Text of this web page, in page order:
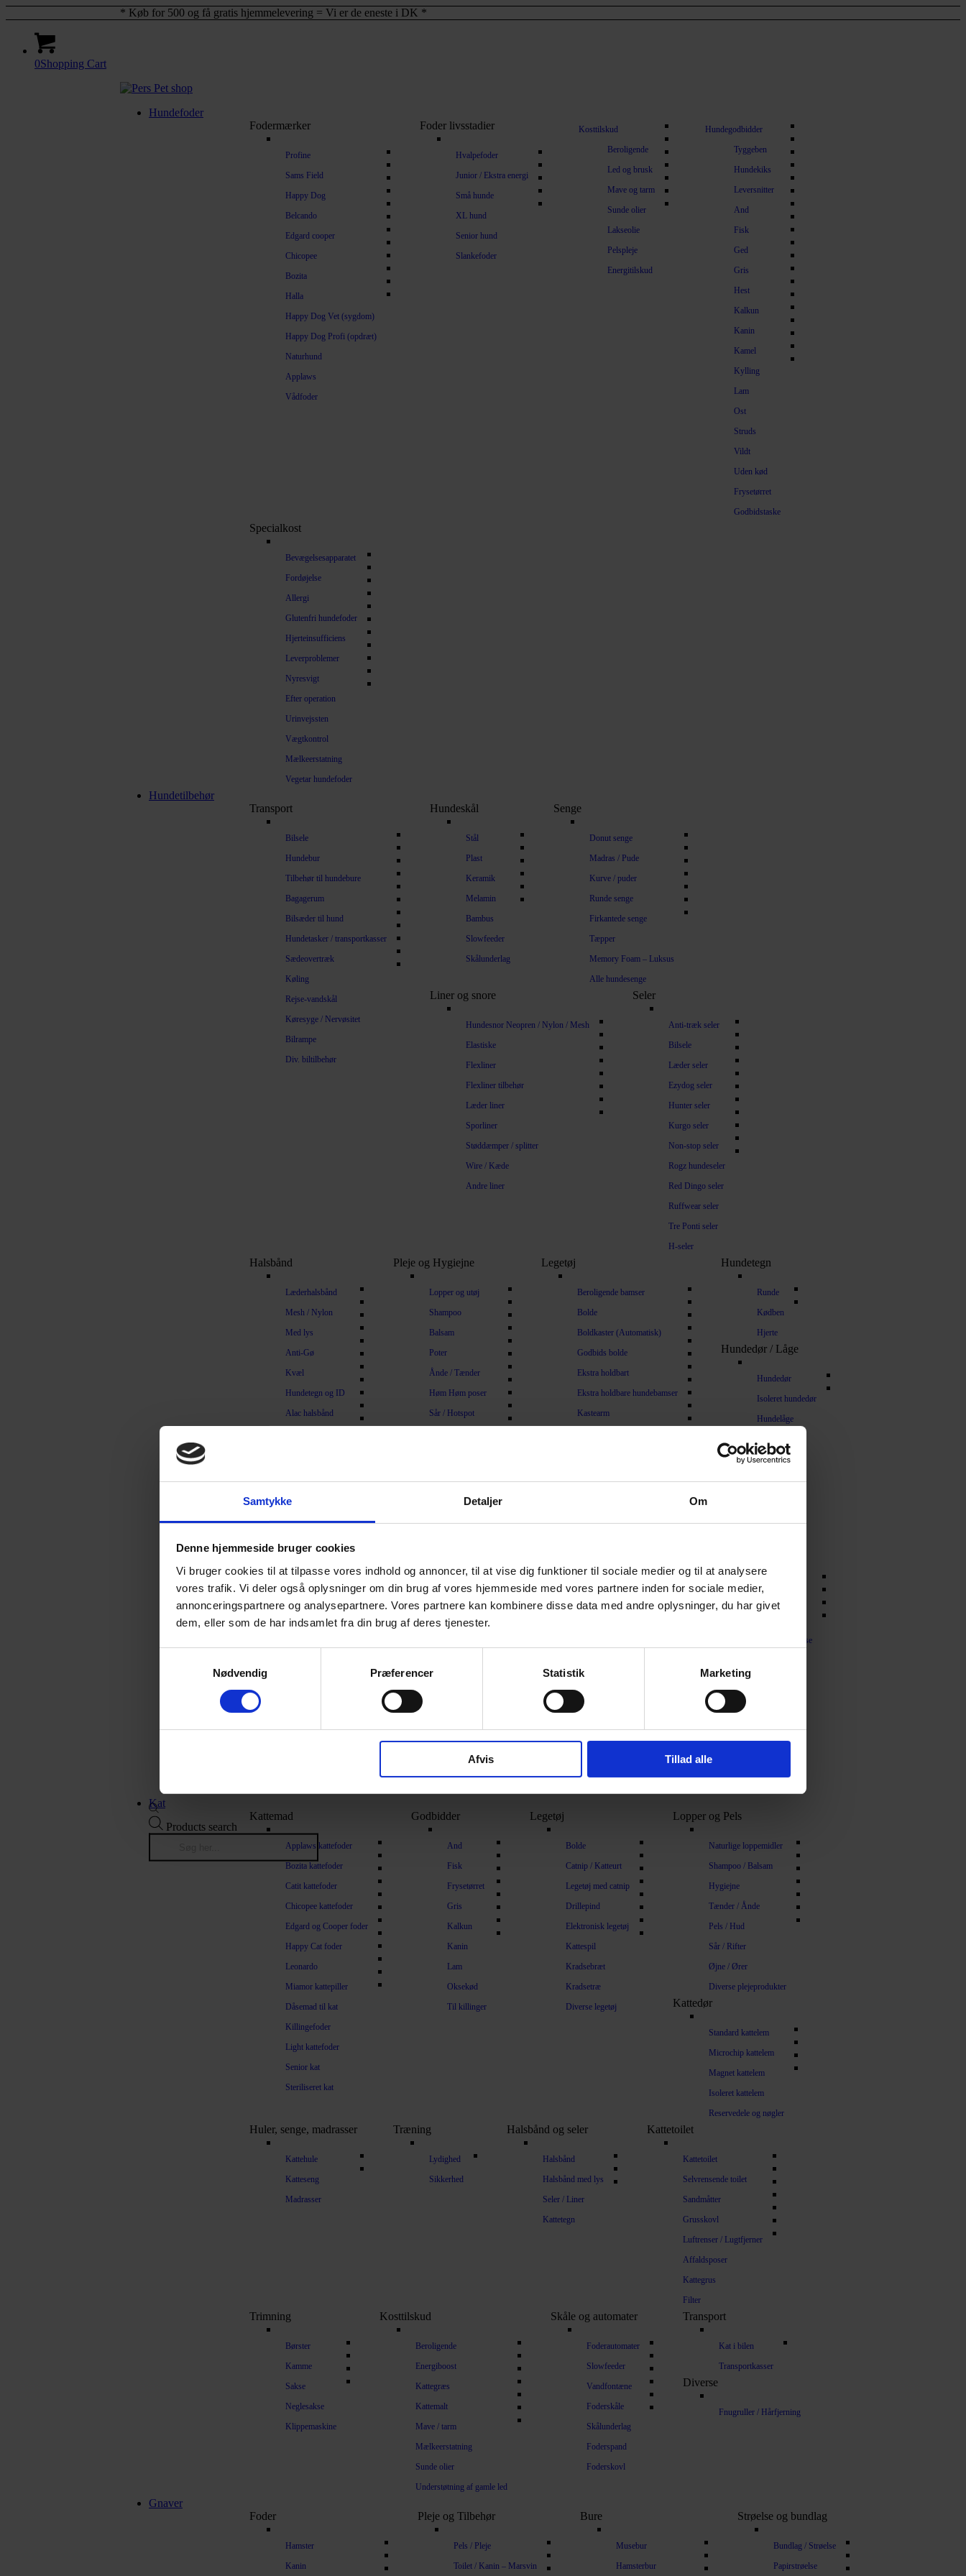
Samtykke Detaljer Om
Denne hjemmeside bruger cookies
Vi bruger cookies til at tilpasse vores indhold og annoncer, til at vise dig funktioner til sociale medier og til at analysere
vores trafik. Vi deler også oplysninger om din brug af vores hjemmeside med vores partnere inden for sociale medier,
annonceringspartnere og analysepartnere. Vores partnere kan kombinere disse data med andre oplysninger, du har givet
dem, eller som de har indsamlet fra din brug af deres tjenester.
Nødvendig
Præferencer Statistik Marketing
Afvis Tillad alle
* Køb for 500 og få gratis hjemmelevering = Vi er de eneste i DK *
0Shopping Cart
Hundefoder
Fodermærker
Profine
Sams Field
Happy Dog
Belcando
Edgard cooper
Chicopee
Bozita
Halla
Happy Dog Vet (sygdom)
Happy Dog Profi (opdræt)
Naturhund
Applaws
Vådfoder
Foder livsstadier
Hvalpefoder
Junior / Ekstra energi
Små hunde
XL hund
Senior hund
Slankefoder
Kosttilskud
Beroligende
Led og brusk
Mave og tarm
Sunde olier
Lakseolie
Pelspleje
Energitilskud
Hundegodbidder
Tyggeben
Hundekiks
Leversnitter
And
Fisk
Ged
Gris
Hest
Kalkun
Kanin
Kamel
Kylling
Lam
Ost
Struds
Vildt
Uden kød
Frysetørret
Godbidstaske
Specialkost
Bevægelsesapparatet
Fordøjelse
Allergi
Glutenfri hundefoder
Hjerteinsufficiens
Leverproblemer
Nyresvigt
Efter operation
Urinvejssten
Vægtkontrol
Mælkeerstatning
Vegetar hundefoder
Hundetilbehør
Transport
Bilsele
Hundebur
Tilbehør til hundebure
Bagagerum
Bilsæder til hund
Hundetasker / transportkasser
Sædeovertræk
Køling
Rejse-vandskål
Køresyge / Nervøsitet
Bilrampe
Div. biltilbehør
Hundeskål
Stål
Plast
Keramik
Melamin
Bambus
Slowfeeder
Skålunderlag
Senge
Donut senge
Madras / Pude
Kurve / puder
Runde senge
Firkantede senge
Tæpper
Memory Foam – Luksus
Alle hundesenge
Liner og snore
Hundesnor Neopren / Nylon / Mesh
Elastiske
Flexliner
Flexliner tilbehør
Læder liner
Sporliner
Støddæmper / splitter
Wire / Kæde
Andre liner
Seler
Anti-træk seler
Bilsele
Læder seler
Ezydog seler
Hunter seler
Kurgo seler
Non-stop seler
Rogz hundeseler
Red Dingo seler
Ruffwear seler
Tre Ponti seler
H-seler
Halsbånd
Læderhalsbånd
Mesh / Nylon
Med lys
Anti-Gø
Kvæl
Hundetegn og ID
Alac halsbånd
Pleje og Hygiejne
Lopper og utøj
Shampoo
Balsam
Poter
Ånde / Tænder
Høm Høm poser
Sår / Hotspot
Legetøj
Beroligende bamser
Bolde
Boldkaster (Automatisk)
Godbids bolde
Ekstra holdbart
Ekstra holdbare hundebamser
Kastearm
Hundetegn
Runde
Kødben
Hjerte
Hundedør / Låge
Hundedør
Isoleret hundedør
Hundelåge
Frakker og sko
Beklædning
Sko / Strømper
Synlighed
Kamme
Sakse
Godbidstasker
Jagtudstyr hund
Til ejeren / Diverse
Diverse
Kat
Kattemad
Applaws kattefoder
Bozita kattefoder
Catit kattefoder
Chicopee kattefoder
Edgard og Cooper foder
Happy Cat foder
Leonardo
Miamor kattepiller
Dåsemad til kat
Killingefoder
Light kattefoder
Senior kat
Steriliseret kat
Godbidder
And
Fisk
Frysetørret
Gris
Kalkun
Kanin
Lam
Oksekød
Til killinger
Legetøj
Bolde
Catnip / Katteurt
Legetøj med catnip
Drillepind
Elektronisk legetøj
Kattespil
Kradsebræt
Kradsetræ
Diverse legetøj
Lopper og Pels
Naturlige loppemidler
Shampoo / Balsam
Hygiejne
Tænder / Ånde
Pels / Hud
Sår / Rifter
Øjne / Ører
Diverse plejeprodukter
Kattedør
Standard kattelem
Microchip kattelem
Magnet kattelem
Isoleret kattelem
Reservedele og nøgler
Huler, senge, madrasser
Kattehule
Katteseng
Madrasser
Træning
Lydighed
Sikkerhed
Halsbånd og seler
Halsbånd
Halsbånd med lys
Seler / Liner
Kattetegn
Kattetoilet
Kattetoilet
Selvrensende toilet
Sandmåtter
Grusskovl
Luftrenser / Lugtfjerner
Affaldsposer
Kattegrus
Filter
Trimning
Børster
Kamme
Sakse
Neglesakse
Klippemaskine
Kosttilskud
Beroligende
Energiboost
Kattegræs
Kattemalt
Mave / tarm
Mælkeerstatning
Sunde olier
Understøtning af gamle led
Skåle og automater
Foderautomater
Slowfeeder
Vandfontæne
Foderskåle
Skålunderlag
Foderspand
Foderskovl
Transport
Kat i bilen
Transportkasser
Diverse
Fnugruller / Hårfjerning
Gnaver
Foder
Hamster
Kanin
Pleje og Tilbehør
Pels / Pleje
Toilet / Kanin – Marsvin
Bure
Musebur
Hamsterbur
Strøelse og bundlag
Bundlag / Strøelse
Papirstrøelse
Products search